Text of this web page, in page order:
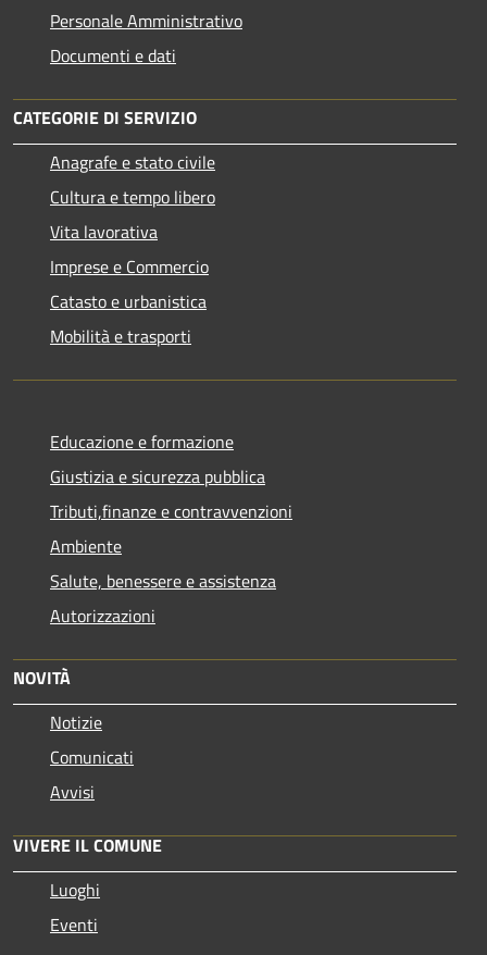
Personale Amministrativo
Documenti e dati
CATEGORIE DI SERVIZIO
Anagrafe e stato civile
Cultura e tempo libero
Vita lavorativa
Imprese e Commercio
Catasto e urbanistica
Mobilità e trasporti
Educazione e formazione
Giustizia e sicurezza pubblica
Tributi,finanze e contravvenzioni
Ambiente
Salute, benessere e assistenza
Autorizzazioni
NOVITÀ
Notizie
Comunicati
Avvisi
VIVERE IL COMUNE
Luoghi
Eventi